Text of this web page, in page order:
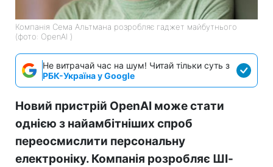
Компанія Сема Альтмана розробляє гаджет майбутнього
(фото: OpenAI )
Не витрачай час на шум! Читай тільки суть з
РБК-Україна у Google
Новий пристрій OpenAI може стати
однією з найамбітніших спроб
переосмислити персональну
електроніку. Компанія розробляє ШІ-